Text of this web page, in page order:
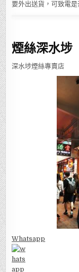
要外出送貨，可致電是
煙絲深水埗
深水埗煙絲專賣店
Whatsapp